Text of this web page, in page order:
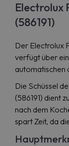
Electrolux
(586191)
Der Electrolux
verfügt über
automatischen
Die Schüssel
(586191) dient
nach dem
spart Zeit, da